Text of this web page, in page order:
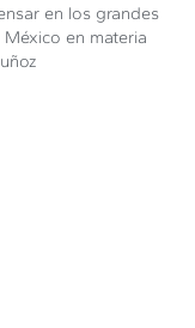
en los grandes
en materia